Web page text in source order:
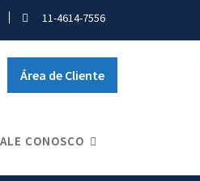
11-4614-7556
Área de Cliente
CONOSCO